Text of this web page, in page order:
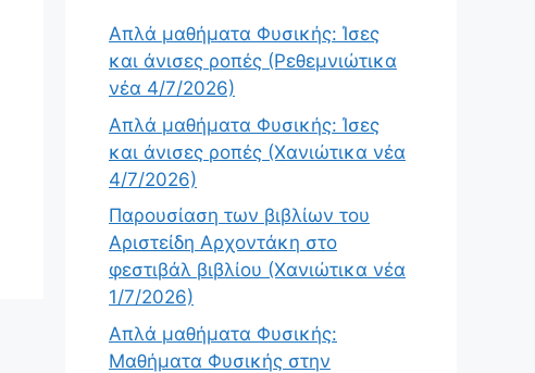
Απλά μαθήματα Φυσικής: Ίσες
και άνισες ροπές (Ρεθεμνιώτικα
νέα 4/7/2026)
Απλά μαθήματα Φυσικής: Ίσες
και άνισες ροπές (Χανιώτικα νέα
4/7/2026)
Παρουσίαση των βιβλίων του
Αριστείδη Αρχοντάκη στο
φεστιβάλ βιβλίου (Χανιώτικα νέα
1/7/2026)
Απλά μαθήματα Φυσικής:
Μαθήματα Φυσικής στην